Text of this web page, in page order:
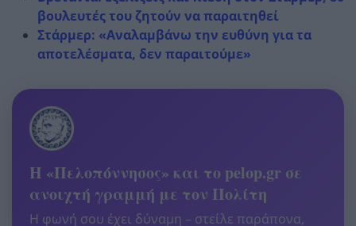
βουλευτές του ζητούν να παραιτηθεί
Στάρμερ: «Αναλαμβάνω την ευθύνη για τα
αποτελέσματα, δεν παραιτούμε»
Η «Πελοπόννησος» και το pelop.gr σε
ανοιχτή γραμμή με τον Πολίτη
Η φωνή σου έχει δύναμη – στείλε παράπονα,